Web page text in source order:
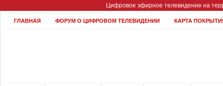
Цифровое эфирное телевидение на
ГЛАВНАЯ ФОРУМ О ЦИФРОВОМ ТЕЛЕВИДЕНИИ КАРТА